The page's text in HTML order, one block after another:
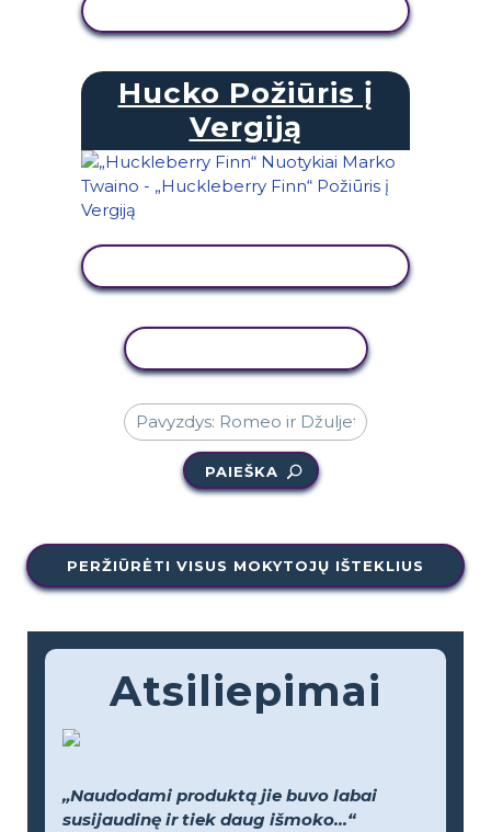
Hucko Požiūris į
Vergiją
PAIEŠKA
PERŽIŪRĖTI VISUS MOKYTOJŲ IŠTEKLIUS
Atsiliepimai
„Naudodami produktą jie buvo labai
susijaudinę ir tiek daug išmoko...“